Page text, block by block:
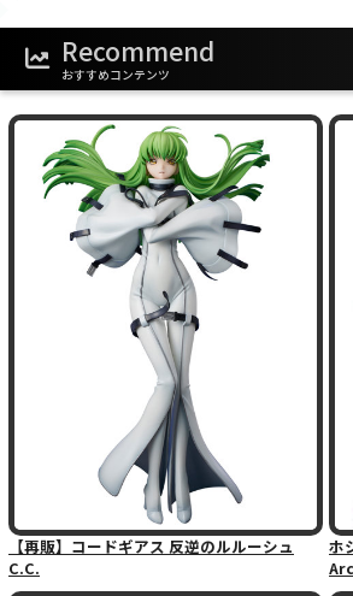
Recommend
おすすめコンテンツ
【再販】コードギアス 反逆のルルーシュ
C.C.
ホ